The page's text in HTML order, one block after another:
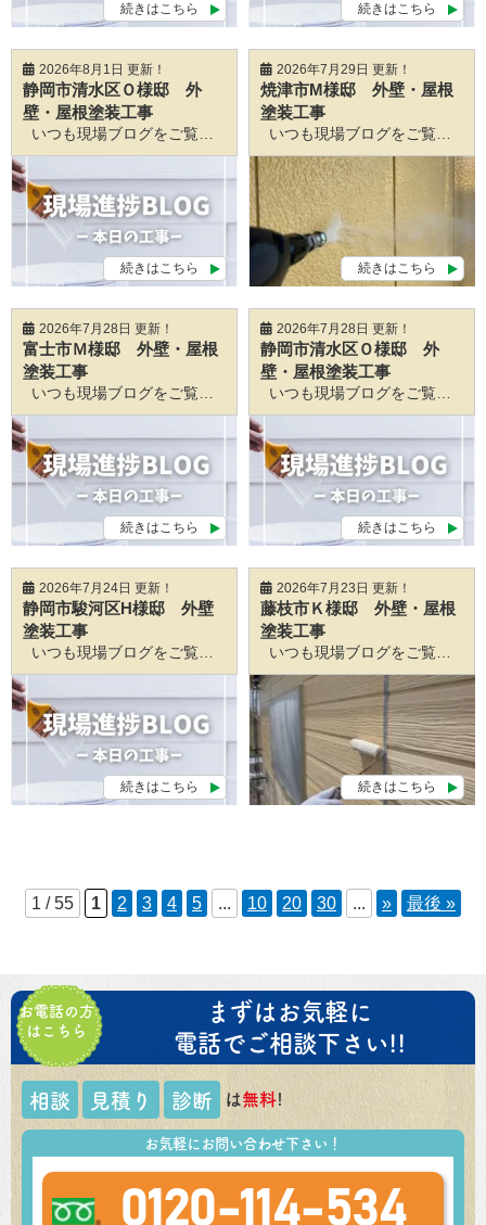
続きはこちら 続きはこちら
2026年8月1日 更新！
静岡市清水区Ｏ様邸 外
壁・屋根塗装工事
続きはこちら
2026年7月29日 更新！
焼津市M様邸 外壁・屋根
塗装工事
続きはこちら
2026年7月28日 更新！
富士市Ｍ様邸 外壁・屋根
塗装工事
続きはこちら
2026年7月28日 更新！
静岡市清水区Ｏ様邸 外
壁・屋根塗装工事
続きはこちら
2026年7月24日 更新！
静岡市駿河区H様邸 外壁
塗装工事
続きはこちら
2026年7月23日 更新！
藤枝市Ｋ様邸 外壁・屋根
塗装工事
続きはこちら
1 / 55 1 2 3 4 5 ... 10 20 30 ... » 最後 »
お電話の方
はこちら
まずはお気軽に
電話でご相談下さい!!
相談 見積り 診断 は無料!
お気軽にお問い合わせ下さい！
0120-114-534